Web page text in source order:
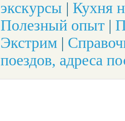
экскурсы | Кухня
Полезный опыт |
Экстрим |
поездов, адреса